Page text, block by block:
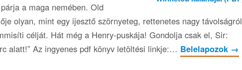
a maga nemében. Old
olyan, mint egy ijesztő szörnyeteg, rettenetes nagy távolságról
célját. Hát még a Henry-puskája! Gondolja csak el, Sir:
alatt!” Az ingyenes pdf könyv letöltési linkje:… Belelapozok →